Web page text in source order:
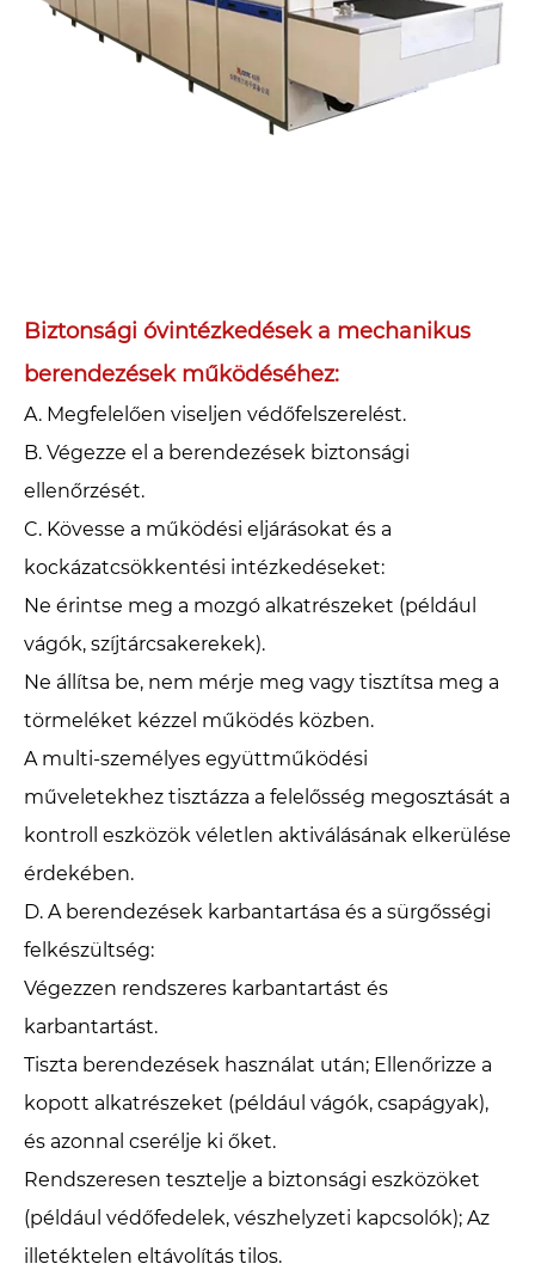
Biztonsági óvintézkedések a mechanikus
berendezések működéséhez: ‌
A. Megfelelően viseljen védőfelszerelést.‌
‌B. Végezze el a berendezések biztonsági
ellenőrzését.‌
‌C. Kövesse a működési eljárásokat és a
kockázatcsökkentési intézkedéseket: ‌
Ne érintse meg a mozgó alkatrészeket (például
vágók, szíjtárcsakerekek).
Ne állítsa be, nem mérje meg vagy tisztítsa meg a
törmeléket kézzel működés közben.
A multi-személyes együttműködési
műveletekhez tisztázza a felelősség megosztását a
kontroll eszközök véletlen aktiválásának elkerülése
érdekében.
D. A berendezések karbantartása és a sürgősségi
felkészültség: ‌
Végezzen rendszeres karbantartást és
karbantartást.
Tiszta berendezések használat után; Ellenőrizze a
kopott alkatrészeket (például vágók, csapágyak),
és azonnal cserélje ki őket.
Rendszeresen tesztelje a biztonsági eszközöket
(például védőfedelek, vészhelyzeti kapcsolók); Az
illetéktelen eltávolítás tilos.